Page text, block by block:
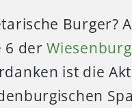
Burger?
6 der
ist die